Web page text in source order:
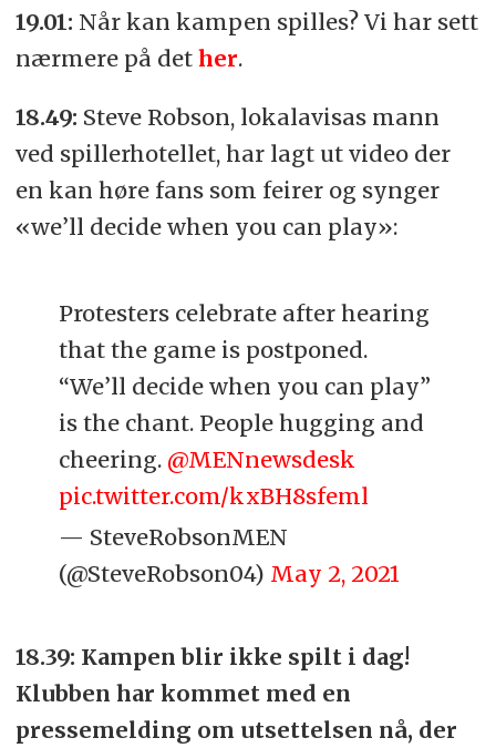
19.01: Når kan kampen spilles? Vi har sett
nærmere på det her.
18.49: Steve Robson, lokalavisas mann
ved spillerhotellet, har lagt ut video der
en kan høre fans som feirer og synger
«we’ll decide when you can play»:
Protesters celebrate after hearing
that the game is postponed.
“We’ll decide when you can play”
is the chant. People hugging and
cheering. @MENnewsdesk
pic.twitter.com/kxBH8sfeml
— SteveRobsonMEN
(@SteveRobson04) May 2, 2021
18.39: Kampen blir ikke spilt i dag!
Klubben har kommet med en
pressemelding om utsettelsen nå, der